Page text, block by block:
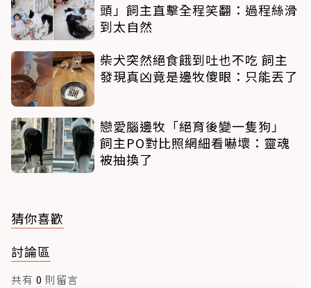
頭」飼主直擊全程笑翻：過程絲滑
到太自然
柴犬突然絕食餓到吐也不吃 飼主
發現真凶竟是邊牧傻眼：只能丟了
戀愛腦邊牧「絕育後變一隻狗」
飼主PO對比照網細看嚇壞：靈魂
被抽換了
猜你喜歡
討論區
共有 0 則留言